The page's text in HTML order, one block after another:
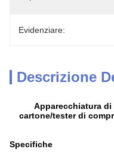
Evidenziare:
Descrizione
Apparecchiatura
cartone/tester di
Specifiche